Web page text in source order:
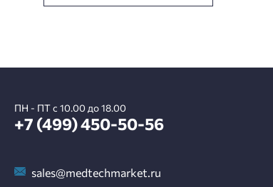
ПН - ПТ с 10.00 до 18.00
+7 (499) 450-50-56
sales@medtechmarket.ru